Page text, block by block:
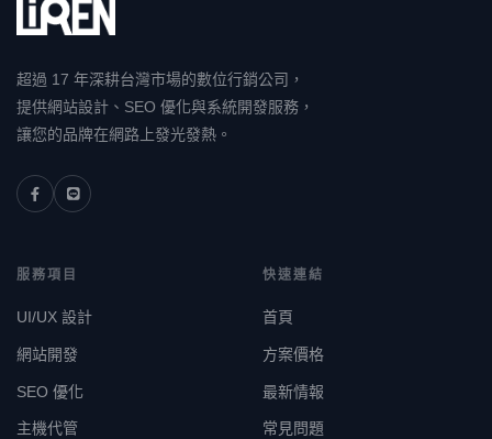
超過 17 年深耕台灣市場的數位行銷公司，
提供網站設計、SEO 優化與系統開發服務，
讓您的品牌在網路上發光發熱。
服務項目
UI/UX 設計
網站開發
SEO 優化
主機代管
快速連結
首頁
方案價格
最新情報
常見問題